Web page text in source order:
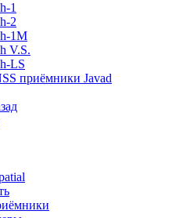
1
2
1M
V.S.
LS
приёмники Javad